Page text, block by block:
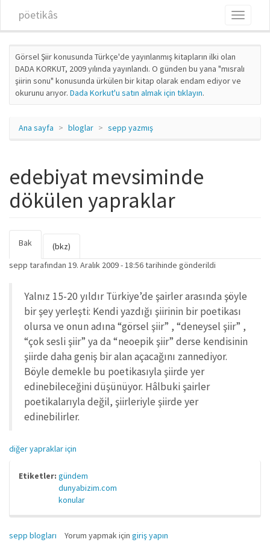
pöetikâs
Toggle
Görsel Şiir konusunda Türkçe'de yayınlanmış kitapların ilki olan
DADA KORKUT, 2009 yılında yayınlandı. O günden bu yana "mısralı
şiirin sonu" konusunda ürkülen bir kitap olarak endam ediyor ve
okurunu arıyor. Dada Korkut'u satın almak için tıklayın.
Ana sayfa bloglar sepp yazmış
edebiyat mevsiminde
dökülen yapraklar
Birincil sekmeler
Bak
sekme)
(bkz)
sepp tarafından 19. Aralık 2009 - 18:56 tarihinde gönderildi
Yalnız 15-20 yıldır Türkiye’de şairler arasında şöyle
bir şey yerleşti: Kendi yazdığı şiirinin bir poetikası
olursa ve onun adına “görsel şiir” , “deneysel şiir” ,
“çok sesli şiir” ya da “neoepik şiir” derse kendisinin
şiirde daha geniş bir alan açacağını zannediyor.
Böyle demekle bu poetikasıyla şiirde yer
edinebileceğini düşünüyor. Hâlbuki şairler
poetikalarıyla değil, şiirleriyle şiirde yer
edinebilirler.
diğer yapraklar için
Etiketler: gündem
dunyabizim.com
konular
sepp blogları Yorum yapmak için giriş yapın